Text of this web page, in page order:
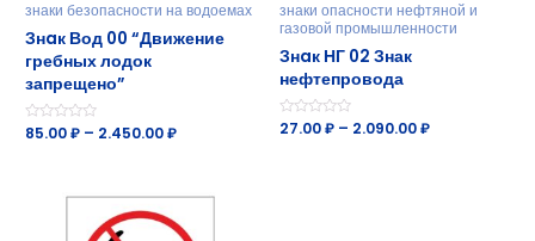
знаки безопасности на водоемах
Знaк Вод 00 “Движение
гребных лодок
запрещено”
Оценка
85.00₽ – 2.450.00₽
знаки опасности нефтяной и
газовой промышленности
Знaк НГ 02 Знак
нефтепровода
Оценка
27.00₽ – 2.090.00₽